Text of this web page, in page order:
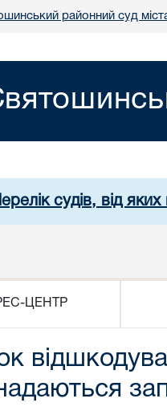
районний суд
судів, від
ЦЕНТР